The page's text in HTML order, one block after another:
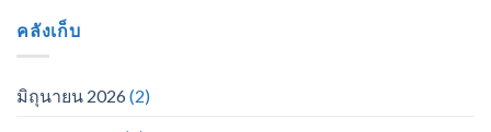
คลังเก็บ
มิถุนายน 2026(2)